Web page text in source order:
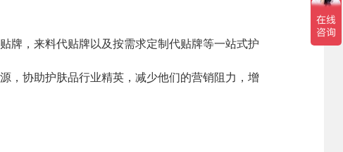
牌，来料代贴牌以及按需求定制代贴牌等一站式护
，协助护肤品行业精英，减少他们的营销阻力，增